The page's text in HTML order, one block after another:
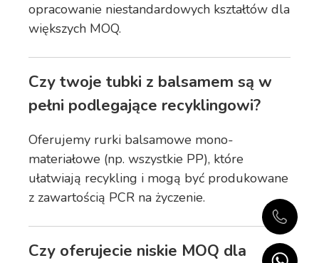
opracowanie niestandardowych kształtów dla
większych MOQ.
Czy twoje tubki z balsamem są w
pełni podlegające recyklingowi?
Oferujemy rurki balsamowe mono-
materiałowe (np. wszystkie PP), które
ułatwiają recykling i mogą być produkowane
z zawartością PCR na życzenie.
Czy oferujecie niskie MOQ dla